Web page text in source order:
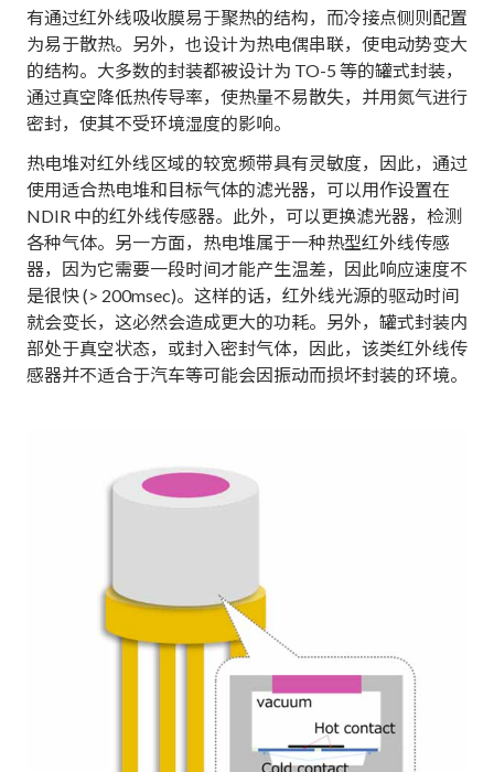
有通过红外线吸收膜易于聚热的结构，而冷接点侧则配置
为易于散热。另外，也设计为热电偶串联，使电动势变大
的结构。大多数的封装都被设计为 TO-5 等的罐式封装，
通过真空降低热传导率，使热量不易散失，并用氮气进行
密封，使其不受环境湿度的影响。
热电堆对红外线区域的较宽频带具有灵敏度，因此，通过
使用适合热电堆和目标气体的滤光器，可以用作设置在
NDIR 中的红外线传感器。此外，可以更换滤光器，检测
各种气体。另一方面，热电堆属于一种热型红外线传感
器，因为它需要一段时间才能产生温差，因此响应速度不
是很快 (> 200msec)。这样的话，红外线光源的驱动时间
就会变长，这必然会造成更大的功耗。另外，罐式封装内
部处于真空状态，或封入密封气体，因此，该类红外线传
感器并不适合于汽车等可能会因振动而损坏封装的环境。